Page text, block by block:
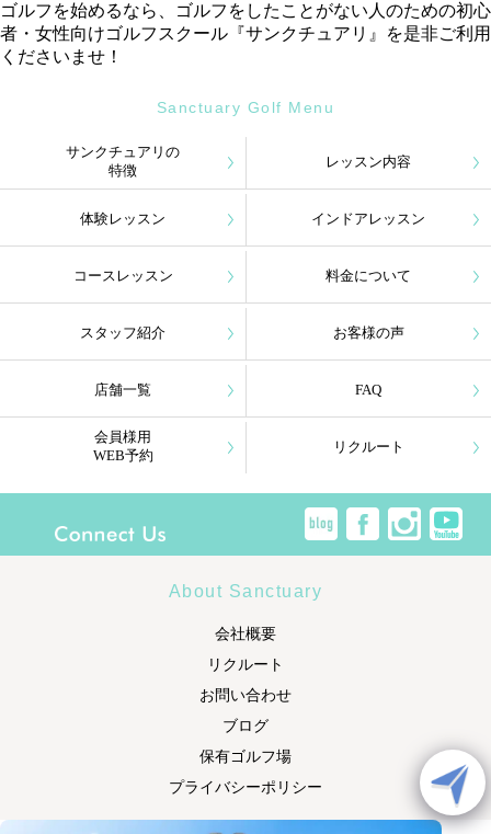
ゴルフを始めるなら、ゴルフをしたことがない人のための初心
者・女性向けゴルフスクール『サンクチュアリ』を是非ご利用
くださいませ！
Sanctuary Golf Menu
サンクチュアリの
特徴
レッスン内容
体験レッスン インドアレッスン
コースレッスン 料金について
スタッフ紹介 お客様の声
店舗一覧 FAQ
会員様用
WEB予約
リクルート
About Sanctuary
会社概要
リクルート
お問い合わせ
ブログ
保有ゴルフ場
プライバシーポリシー